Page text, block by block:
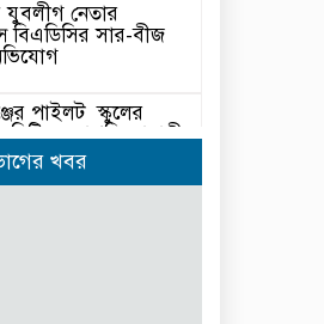
যুবলীগ নেতার
বিএডিসির সার-বীজ
পাইলট স্কুলের
সভাপতি জাহাঙ্গীর
বিক্ষোভ মিছিল
খবর